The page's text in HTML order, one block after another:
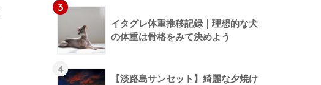
3
イタグレ体重推移記録｜理想的な犬
の体重は骨格をみて決めよう
4
【淡路島サンセット】綺麗な夕焼け